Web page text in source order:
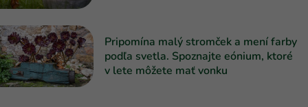
Pripomína malý stromček a mení farby
podľa svetla. Spoznajte eónium, ktoré
v lete môžete mať vonku